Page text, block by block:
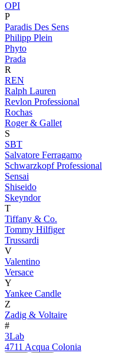
OPI
P
Paradis Des Sens
Philipp Plein
Phyto
Prada
R
REN
Ralph Lauren
Revlon Professional
Rochas
Roger & Gallet
S
SBT
Salvatore Ferragamo
Schwarzkopf Professional
Sensai
Shiseido
Skeyndor
T
Tiffany & Co.
Tommy Hilfiger
Trussardi
V
Valentino
Versace
Y
Yankee Candle
Z
Zadig & Voltaire
#
3Lab
4711 Acqua Colonia